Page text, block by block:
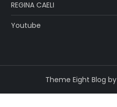
REGINA CAELI
Youtube
Theme Eight Blog by